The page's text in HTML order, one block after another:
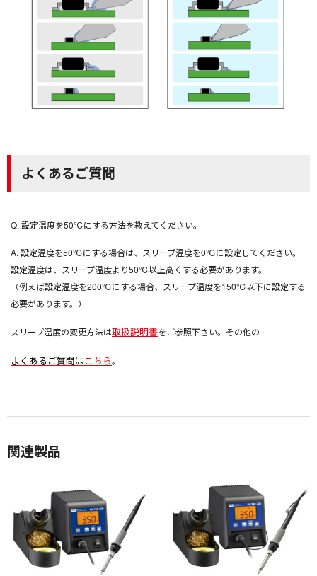
よくあるご質問
Q. 設定温度を50℃にする方法を教えてください。
A. 設定温度を50℃にする場合は、スリープ温度を0℃に設定してください。
設定温度は、スリープ温度より50℃以上高くする必要があります。
（例えば設定温度を200℃にする場合、スリープ温度を150℃以下に設定する
必要があります。）
スリープ温度の変更方法は取扱説明書をご参照下さい。その他の
よくあるご質問はこちら。
関連製品